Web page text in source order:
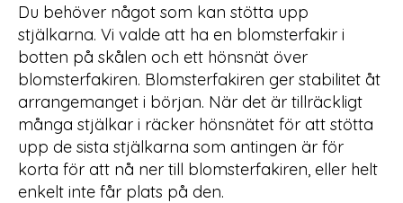
Du behöver något som kan stötta upp
stjälkarna. Vi valde att ha en blomsterfakir i
botten på skålen och ett hönsnät över
blomsterfakiren. Blomsterfakiren ger stabilitet åt
arrangemanget i början. När det är tillräckligt
många stjälkar i räcker hönsnätet för att stötta
upp de sista stjälkarna som antingen är för
korta för att nå ner till blomsterfakiren, eller helt
enkelt inte får plats på den.